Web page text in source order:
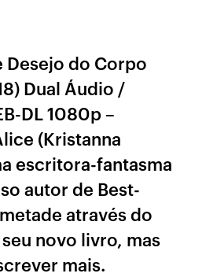
Desejo do Corpo
Dual Áudio /
DL 1080p –
(Kristanna
escritora-fantasma
autor de Best-
através do
novo livro, mas
mais.